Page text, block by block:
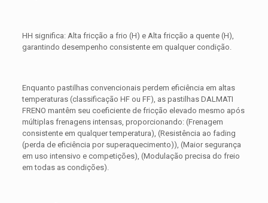
HH significa: Alta fricção a frio (H) e Alta fricção a quente (H),
garantindo desempenho consistente em qualquer condição.
Enquanto pastilhas convencionais perdem eficiência em altas
temperaturas (classificação HF ou FF), as pastilhas DALMATI
FRENO mantêm seu coeficiente de fricção elevado mesmo após
múltiplas frenagens intensas, proporcionando: (Frenagem
consistente em qualquer temperatura), (Resistência ao fading
(perda de eficiência por superaquecimento)), (Maior segurança
em uso intensivo e competições), (Modulação precisa do freio
em todas as condições).